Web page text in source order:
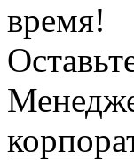
время!